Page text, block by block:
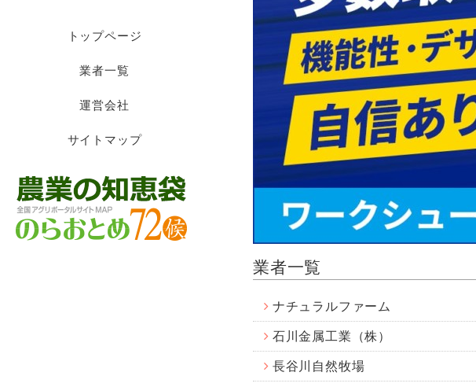
トップページ
業者一覧
運営会社
サイトマップ
業者一覧
ナチュラルファーム
石川金属工業（株）
長谷川自然牧場